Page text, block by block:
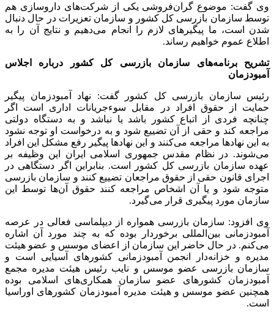
وی گفت: موضوع گران‌فروشی یکی از شرکت‌های داروسازی هم
توسط سازمان بازرسی کل کشور و سازمان تعزیرات در حال دنبال
شدن است، ما پیگیر‌های لازم را انجام می‌دهیم و نتایج آن را به
اطلاع عموم خواهیم رساند.
تشریح برنامه‌های سازمان بازرسی کل کشور درباره اجلاس
آمبودزمان
رئیس سازمان بازرسی کل کشور گفت: نهاد آمبودزمان پیگیر
حمایت از حقوق افراد در مقابل سوءجریانات اداری است اگر
چنانچه فردی از اتباع کشور باشد یا نباشد و به دستگاه دولتی
مراجعه کند و حقی از آن تضییع شود و به درخواست او توجه نشود
به این نهاد‌ها مراجعه می‌کنند و این نهاد‌ها پیگیر رفع مشکل این افراد
می‌شوند. در نظام مقدس جمهوری اسلامی ایران این وظیفه بر
عهده سازمان بازرسی کل کشور است. بنابراین اگر دستگاهی در
اجرای قانون حقی از حقوق مراجعان تضییع کنند و سازمان بازرسی
متوجه شود و یا آن اشخاص مراجعه کنند حقوق آن‌ها توسط این
سازمان مورد پیگیری قرار می‌گیرد.
وی افزود: سازمان بازرسی همواره از دیپلماسی فعالی در عرصه
آمبودزمانی بین‌المللی برخوردار بوده که به چند مورد آن اشاره
می‌کنم. در حال حاضر این سازمان از اعضای موسس و عضو هیئت
مدیره و خزانه‌دار انجمن آمبودزمانی کشور‌های آسیایی است و
سازمان بازرسی عضو موسس و نایب رئیس هیئت مدیره مجمع
آمبودزمان کشور‌های عضو سازمان همکاری‌های اسلامی بوده
همچنین عضو موسس و هیئت مدیره آمبودزمان کشور‌های اوراسیا
است.